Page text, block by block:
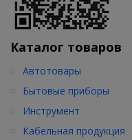
Каталог товаров
Автотовары
Бытовые приборы
Инструмент
Кабельная продукция